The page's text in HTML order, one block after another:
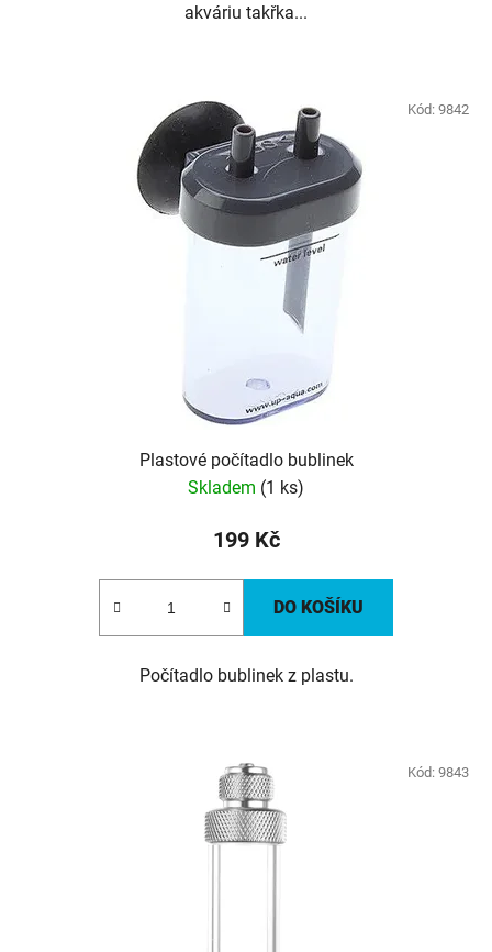
akváriu takřka...
Plastové počítadlo bublinek
Skladem (1 ks)
199 Kč
DO KOŠÍKU
Počítadlo bublinek z plastu.
Kód: 9842
Kód: 9843